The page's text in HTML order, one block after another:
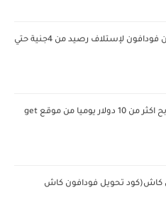
كود سلفني شكرا من فودافون لإستلاف رصيد من 4جنية حتي
طريقه التسجيل وربح اكثر من 10 دولار يوميا من موقع get
كاش(كود تحويل فودافون كاش